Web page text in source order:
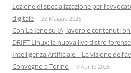
Lezione di specializzazione per
digitale
22 Maggio 2026
Con Le Iene su IA, lavoro e contenuti
DRIFT Linux: la nuova live distro
Intelligenza Artificiale – La visione
Convegno a Torino
9 Aprile 2026